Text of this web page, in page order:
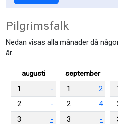
Pilgrimsfalk
Nedan visas alla månader då
år.
augusti
1
-
2
-
3
-
september
1
2
2
4
3
-